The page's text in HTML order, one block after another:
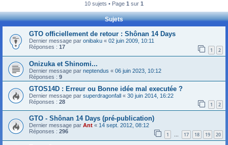
r
10 sujets • Page 1 sur 1
Sujets
GTO officiellement de retour : Shônan 14 Days
Dernier message par onibaku « 02 juin 2009, 10:11
Réponses : 17 1 2
Onizuka et Shinomi...
Dernier message par neptendus « 06 juin 2023, 10:12
Réponses : 9
GTOS14D : Erreur ou Bonne idée mal executée ?
Dernier message par superdragonfall « 30 juin 2014, 16:22
Réponses : 28 1 2
GTO - Shônan 14 Days (pré-publication)
Dernier message par Ant « 14 sept. 2012, 08:12
Réponses : 296 1 … 17 18 19 20